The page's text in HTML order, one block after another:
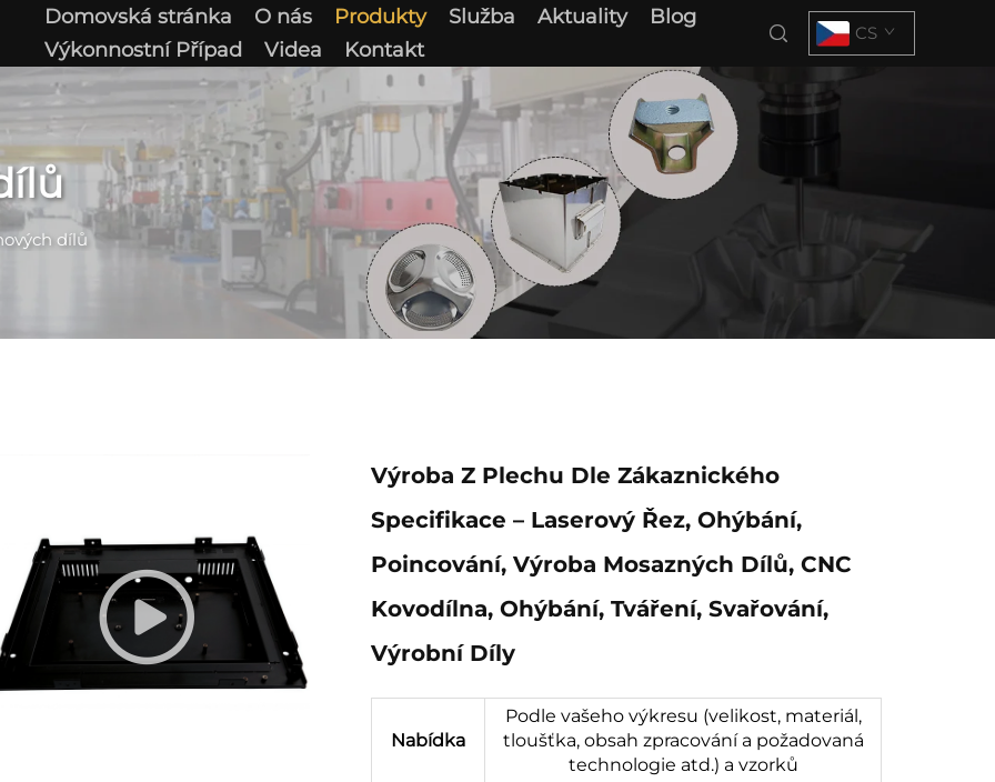
Domovská stránka O nás Produkty Služba Aktuality
Blog
Výkonnostní Případ
Videa Kontakt
CS
dílů
Výroba Z Plechu Dle Zákaznického
Specifikace – Laserový Řez, Ohýbání,
Poincování, Výroba Mosazných Dílů, CNC
Kovodílna, Ohýbání, Tváření, Svařování,
Výrobní Díly
Nabídka
Podle vašeho výkresu (velikost, materiál,
tloušťka, obsah zpracování a požadovaná
technologie atd.) a vzorků